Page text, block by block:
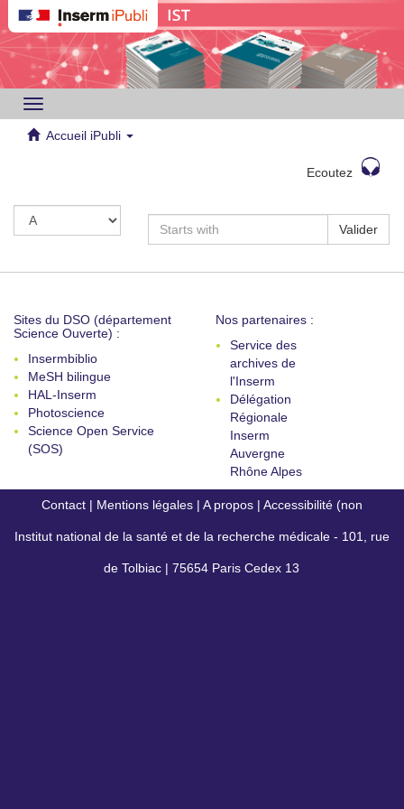
Toggle
navigation
Accueil iPubli
Ecoutez
Valider
Sites du DSO (département
Science Ouverte) :
Insermbiblio
MeSH bilingue
HAL-Inserm
Photoscience
Science Open Service
(SOS)
Nos partenaires :
Service des
archives de
l'Inserm
Délégation
Régionale
Inserm
Auvergne
Rhône Alpes
Contact | Mentions légales | A propos | Accessibilité (non
conforme)
Institut national de la santé et de la recherche médicale - 101, rue
de Tolbiac | 75654 Paris Cedex 13